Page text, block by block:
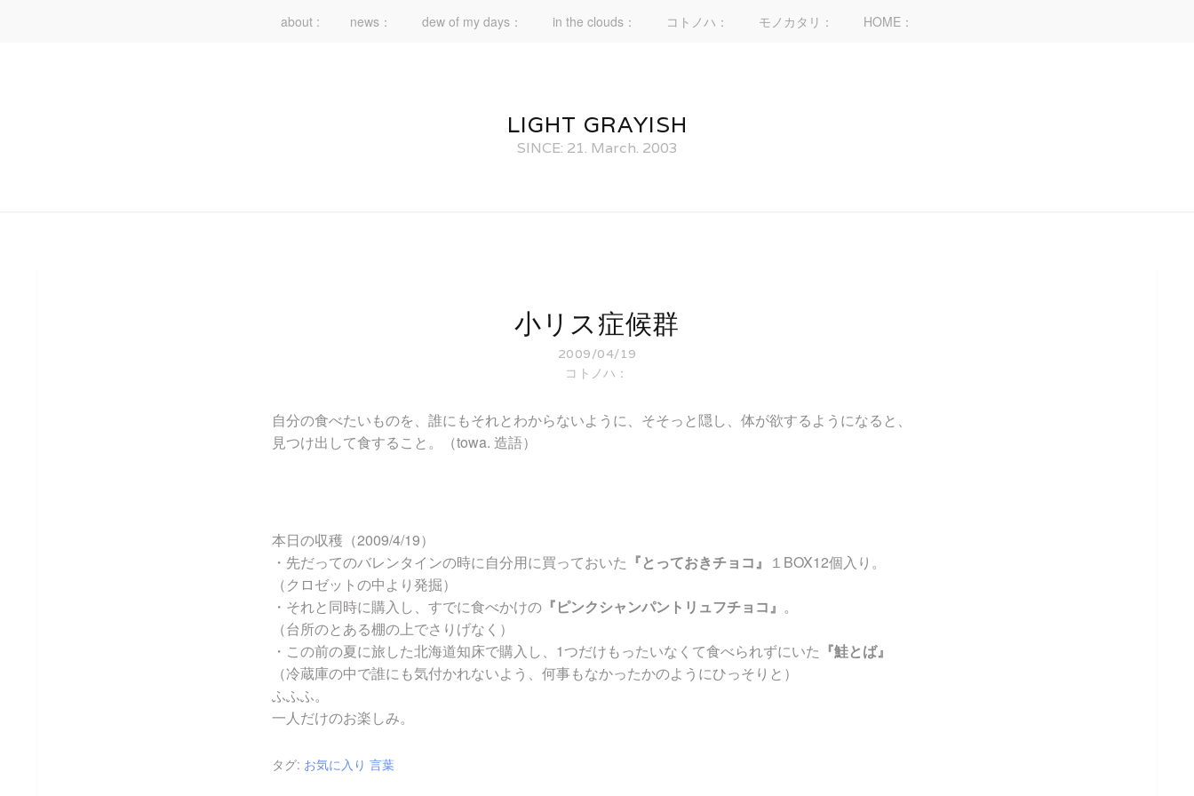
about : news： dew of my days： in the clouds： コトノハ： モノカタリ： HOME：
LIGHT GRAYISH
SINCE: 21. March. 2003
小リス症候群
2009/04/19
コトノハ：
自分の食べたいものを、誰にもそれとわからないように、そそっと隠し、体が欲するようになると、
見つけ出して食すること。（towa. 造語）
本日の収穫（2009/4/19）
・先だってのバレンタインの時に自分用に買っておいた 『とっておきチョコ』 １BOX12個入り。
（クロゼットの中より発掘）
・それと同時に購入し、すでに食べかけの 『ピンクシャンパントリュフチョコ』 。
（台所のとある棚の上でさりげなく）
・この前の夏に旅した北海道知床で購入し、1つだけもったいなくて食べられずにいた 『鮭とば』
（冷蔵庫の中で誰にも気付かれないよう、何事もなかったかのようにひっそりと）
ふふふ。
一人だけのお楽しみ。
タグ: お気に入り 言葉